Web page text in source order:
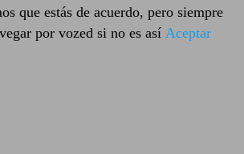
que estás de acuerdo, pero siempre
por vozed si no es así Aceptar